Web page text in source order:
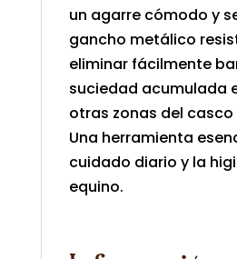
un agarre cómodo y
gancho metálico
eliminar fácilmente
suciedad acumulada
otras zonas del
Una herramienta
cuidado diario y la
equino.